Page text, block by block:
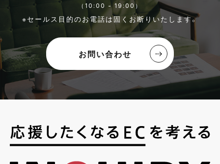
（10:00 - 19:00）
※セールス目的のお電話は固くお断りいたします。
お問い合わせ